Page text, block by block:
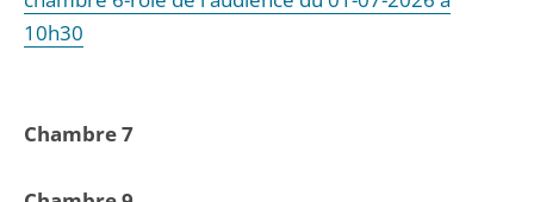
10h30
Chambre 7